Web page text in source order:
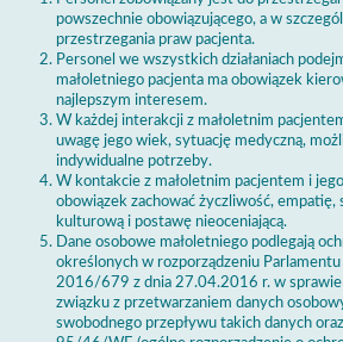
powszechnie obowiązującego, a w
przestrzegania praw pacjenta.
Personel we wszystkich działaniach
małoletniego pacjenta ma obowiązek
najlepszym interesem.
W każdej interakcji z małoletnim
uwagę jego wiek, sytuację medyczną,
indywidualne potrzeby.
W kontakcie z małoletnim pacjentem i
obowiązek zachować życzliwość, empatię,
kulturową i postawę nieoceniającą.
Dane osobowe małoletniego podlegają
określonych w rozporządzeniu
2016/679 z dnia 27.04.2016 r. w sprawie
związku z przetwarzaniem danych
swobodnego przepływu takich danych